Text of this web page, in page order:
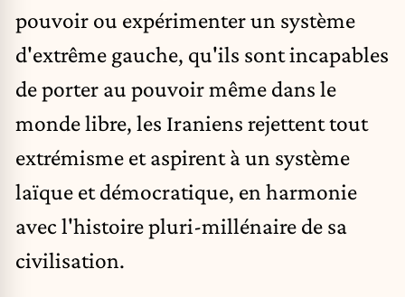
pouvoir ou expérimenter un système
d'extrême gauche, qu'ils sont incapables
de porter au pouvoir même dans le
monde libre, les Iraniens rejettent tout
extrémisme et aspirent à un système
laïque et démocratique, en harmonie
avec l'histoire pluri-millénaire de sa
civilisation.